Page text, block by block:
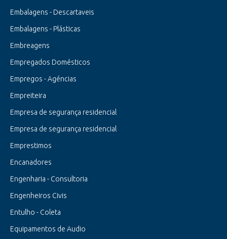
Embalagens - Descartaveis
Embalagens - Plásticas
Embreagens
Empregados Domésticos
Empregos - Agéncias
Empreiteira
Empresa de segurança residencial
Empresa de segurança residencial
Emprestimos
Encanadores
Engenharia - Consultoria
Engenheiros Civis
Entulho - Coleta
Equipamentos de Audio